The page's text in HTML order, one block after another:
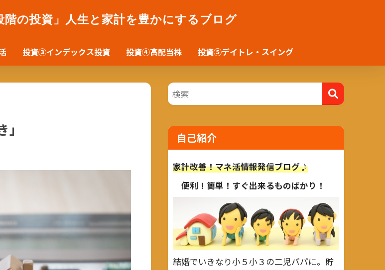
階の投資」人生と家計を豊かにするブログ
投資③インデックス投資 投資④高配当株 投資⑤デイトレ・スイング
自己紹介
家計改善！マネ活情報発信ブログ♪
便利！簡単！すぐ出来るものばかり！
結婚でいきなり小５小３の二児パパに。貯